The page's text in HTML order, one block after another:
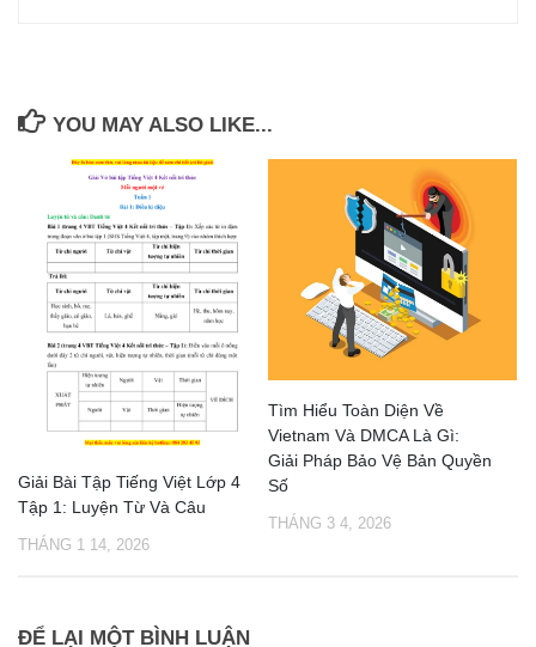
YOU MAY ALSO LIKE...
Giải Bài Tập Tiếng Việt Lớp 4
Tập 1: Luyện Từ Và Câu
THÁNG 1 14, 2026
Tìm Hiểu Toàn Diện Về
Vietnam Và DMCA Là Gì:
Giải Pháp Bảo Vệ Bản Quyền
Số
THÁNG 3 4, 2026
ĐỂ LẠI MỘT BÌNH LUẬN